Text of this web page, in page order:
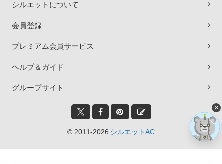
シルエットについて
会員登録
プレミアム会員サービス
ヘルプ＆ガイド
グループサイト
© 2011-2026 シルエットAC
×